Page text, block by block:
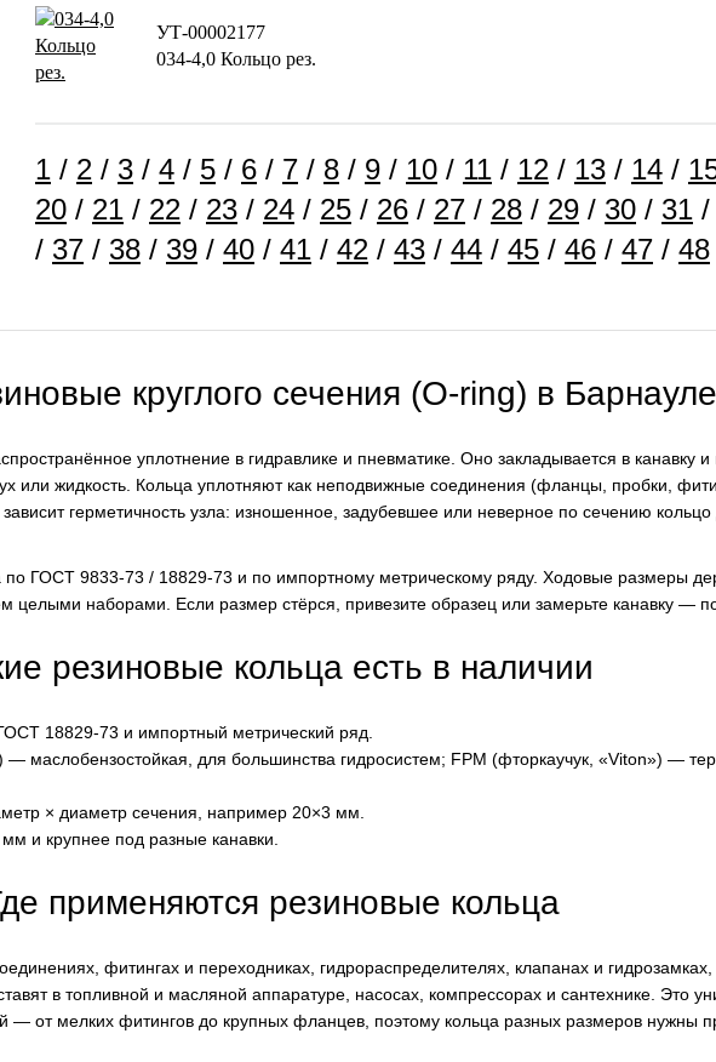
УТ-00002177
034-4,0 Кольцо рез.
1 / 2 / 3 / 4 / 5 / 6 / 7 / 8 / 9 / 10 / 11 / 12 / 13 / 14 /
20 / 21 / 22 / 23 / 24 / 25 / 26 / 27 / 28 / 29 / 30 / 31 /
/ 37 / 38 / 39 / 40 / 41 / 42 / 43 / 44 / 45 / 46 / 47 / 48
круглого сечения (O-ring) в Барнауле
уплотнение в гидравлике и пневматике. Оно закладывается в канавку
или жидкость. Кольца уплотняют как неподвижные соединения (фланцы, пробки,
герметичность узла: изношенное, задубевшее или неверное по сечению
по ГОСТ 9833-73 / 18829-73 и по импортному метрическому ряду. Ходовые размеры
целыми наборами. Если размер стёрся, привезите образец или замерьте канавку —
резиновые кольца есть в наличии
18829-73 и импортный метрический ряд.
— маслобензостойкая, для большинства гидросистем; FPM (фторкаучук, «Viton») —
× диаметр сечения, например 20×3 мм.
и крупнее под разные канавки.
применяются резиновые кольца
фитингах и переходниках, гидрораспределителях, клапанах и
в топливной и масляной аппаратуре, насосах, компрессорах и сантехнике. Это
от мелких фитингов до крупных фланцев, поэтому кольца разных размеров нужны